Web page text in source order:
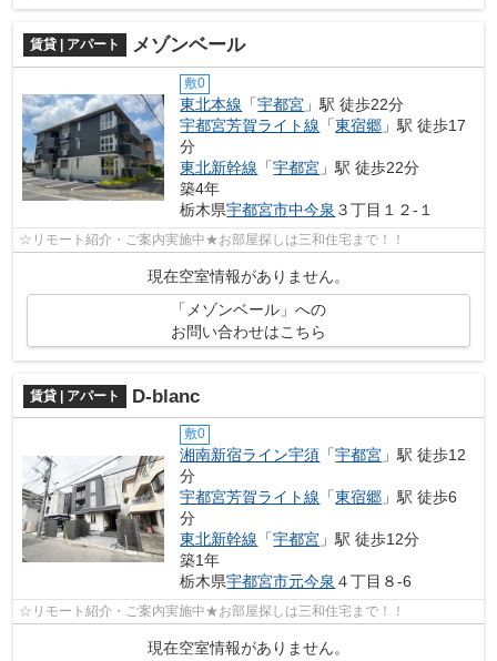
賃貸 | アパート メゾンベール
敷0
東北本線 「宇都宮 」駅 徒歩22分
宇都宮芳賀ライト線 「東宿郷 」駅 徒歩17
分
東北新幹線 「宇都宮 」駅 徒歩22分
築4年
栃木県宇都宮市中今泉 ３丁目１２-１
☆リモート紹介・ご案内実施中★お部屋探しは三和住宅まで！！
現在空室情報がありません。
「メゾンベール」への
お問い合わせはこちら
賃貸 | アパート D-blanc
敷0
湘南新宿ライン宇須 「宇都宮 」駅 徒歩12
分
宇都宮芳賀ライト線 「東宿郷 」駅 徒歩6
分
東北新幹線 「宇都宮 」駅 徒歩12分
築1年
栃木県宇都宮市元今泉 ４丁目８-6
☆リモート紹介・ご案内実施中★お部屋探しは三和住宅まで！！
現在空室情報がありません。